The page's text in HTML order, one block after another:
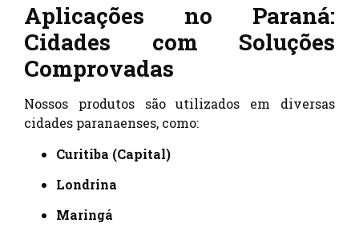
Aplicações no Paraná:
Cidades com Soluções
Comprovadas
Nossos produtos são utilizados em diversas
cidades paranaenses, como:
Curitiba (Capital)
Londrina
Maringá